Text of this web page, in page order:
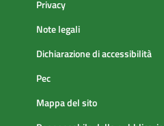
Privacy
Note legali
Dichiarazione di accessibilità
Pec
Mappa del sito